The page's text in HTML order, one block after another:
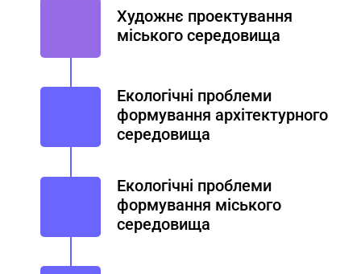
Художнє проектування
міського середовища
Екологічні проблеми
формування архітектурного
середовища
Екологічні проблеми
формування міського
середовища